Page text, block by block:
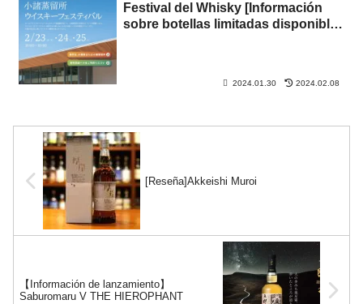
Festival del Whisky [Información
sobre botellas limitadas disponibles
2024.01.30 2024.02.08
[Reseña]Akkeishi Muroi
【Información de lanzamiento】
Saburomaru V THE HIEROPHANT